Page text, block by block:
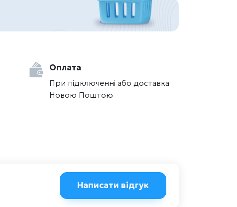
Оплата
При підключенні або доставка
Новою Поштою
Написати відгук